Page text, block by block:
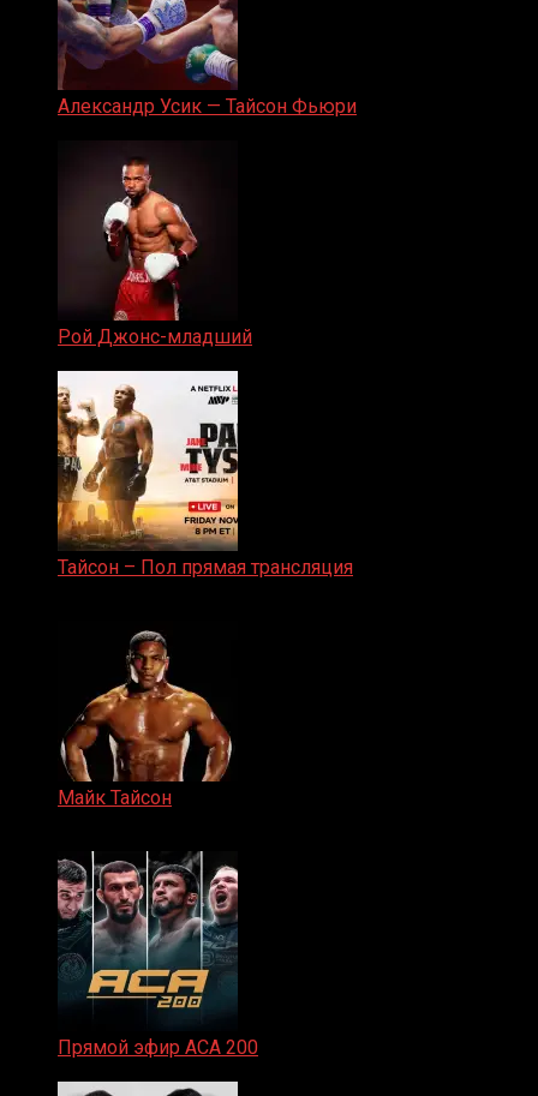
Александр Усик — Тайсон Фьюри
Рой Джонс-младший
Тайсон – Пол прямая трансляция
Майк Тайсон
Прямой эфир ACA 200